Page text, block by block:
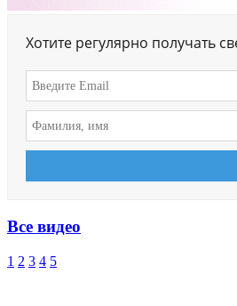
Хотите регулярно получать
Все видео
1 2 3 4 5